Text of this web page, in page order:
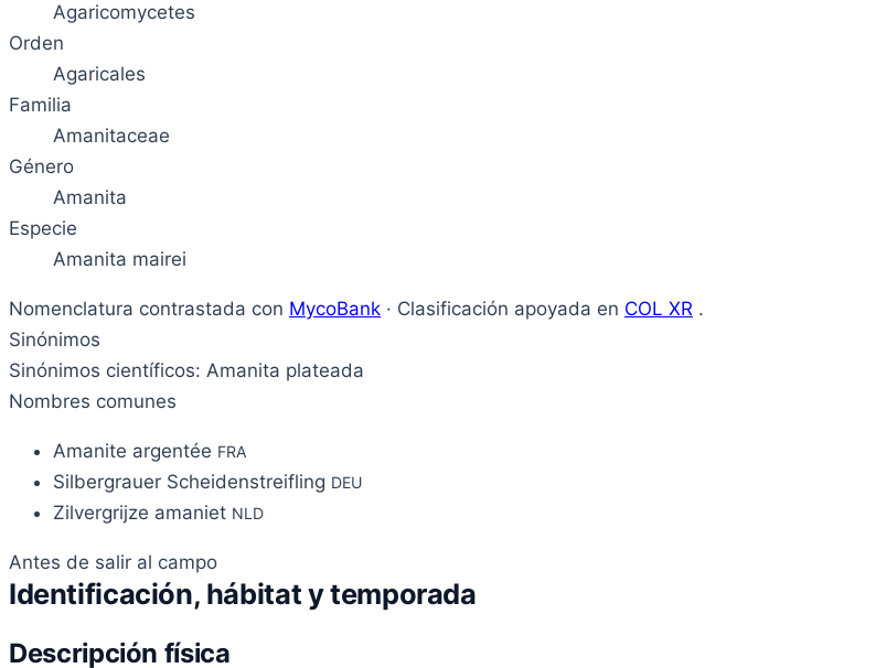
Agaricomycetes
Orden
Agaricales
Familia
Amanitaceae
Género
Amanita
Especie
Amanita mairei
Nomenclatura contrastada con MycoBank · Clasificación apoyada en COL XR .
Sinónimos
Sinónimos científicos: Amanita plateada
Nombres comunes
Amanite argentée FRA
Silbergrauer Scheidenstreifling DEU
Zilvergrijze amaniet NLD
Antes de salir al campo
Identificación, hábitat y temporada
Descripción física